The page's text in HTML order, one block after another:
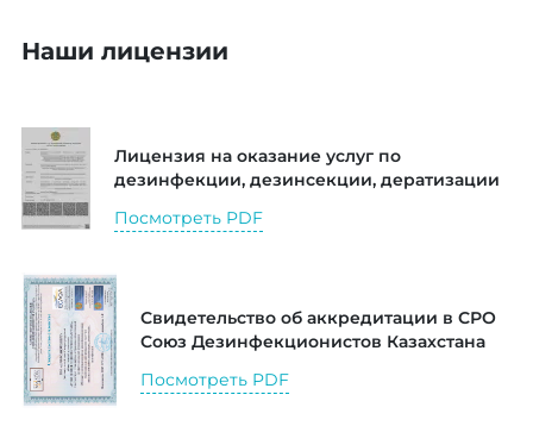
Наши лицензии
Лицензия на оказание услуг по
дезинфекции, дезинсекции, дератизации
Посмотреть PDF
Свидетельство об аккредитации в СРО
Союз Дезинфекционистов Казахстана
Посмотреть PDF